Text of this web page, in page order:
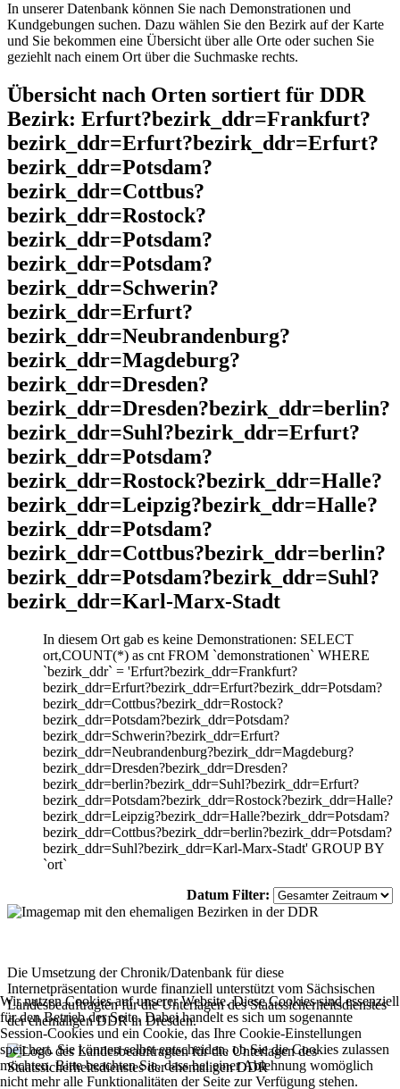
In unserer Datenbank können Sie nach Demonstrationen und
Kundgebungen suchen. Dazu wählen Sie den Bezirk auf der Karte
und Sie bekommen eine Übersicht über alle Orte oder suchen Sie
geziehlt nach einem Ort über die Suchmaske rechts.
Übersicht nach Orten sortiert für DDR
Bezirk: Erfurt?bezirk_ddr=Frankfurt?
bezirk_ddr=Erfurt?bezirk_ddr=Erfurt?
bezirk_ddr=Potsdam?
bezirk_ddr=Cottbus?
bezirk_ddr=Rostock?
bezirk_ddr=Potsdam?
bezirk_ddr=Potsdam?
bezirk_ddr=Schwerin?
bezirk_ddr=Erfurt?
bezirk_ddr=Neubrandenburg?
bezirk_ddr=Magdeburg?
bezirk_ddr=Dresden?
bezirk_ddr=Dresden?bezirk_ddr=berlin?
bezirk_ddr=Suhl?bezirk_ddr=Erfurt?
bezirk_ddr=Potsdam?
bezirk_ddr=Rostock?bezirk_ddr=Halle?
bezirk_ddr=Leipzig?bezirk_ddr=Halle?
bezirk_ddr=Potsdam?
bezirk_ddr=Cottbus?bezirk_ddr=berlin?
bezirk_ddr=Potsdam?bezirk_ddr=Suhl?
bezirk_ddr=Karl-Marx-Stadt
In diesem Ort gab es keine Demonstrationen: SELECT
ort,COUNT(*) as cnt FROM `demonstrationen` WHERE
`bezirk_ddr` = 'Erfurt?bezirk_ddr=Frankfurt?
bezirk_ddr=Erfurt?bezirk_ddr=Erfurt?bezirk_ddr=Potsdam?
bezirk_ddr=Cottbus?bezirk_ddr=Rostock?
bezirk_ddr=Potsdam?bezirk_ddr=Potsdam?
bezirk_ddr=Schwerin?bezirk_ddr=Erfurt?
bezirk_ddr=Neubrandenburg?bezirk_ddr=Magdeburg?
bezirk_ddr=Dresden?bezirk_ddr=Dresden?
bezirk_ddr=berlin?bezirk_ddr=Suhl?bezirk_ddr=Erfurt?
bezirk_ddr=Potsdam?bezirk_ddr=Rostock?bezirk_ddr=Halle?
bezirk_ddr=Leipzig?bezirk_ddr=Halle?bezirk_ddr=Potsdam?
bezirk_ddr=Cottbus?bezirk_ddr=berlin?bezirk_ddr=Potsdam?
bezirk_ddr=Suhl?bezirk_ddr=Karl-Marx-Stadt' GROUP BY
`ort`
Datum Filter:
Die Umsetzung der Chronik/Datenbank für diese
Internetpräsentation wurde finanziell unterstützt vom Sächsischen
Landesbeauftragten für die Unterlagen des Staatssicherheitsdienstes
der ehemaligen DDR in Dresden.
Wir nutzen Cookies auf unserer Website. Diese Cookies sind essenziell
für den Betrieb der Seite. Dabei handelt es sich um sogenannte
Session-Cookies und ein Cookie, das Ihre Cookie-Einstellungen
speichert. Sie können selbst entscheiden, ob Sie die Cookies zulassen
möchten. Bitte beachten Sie, dass bei einer Ablehnung womöglich
nicht mehr alle Funktionalitäten der Seite zur Verfügung stehen.